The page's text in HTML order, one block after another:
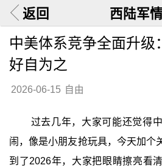
返回 西陆军
中美体系竞争全面升级
好自为之
2026-06-15 自由
过去几年，大家可能还觉得
闹，像是小朋友抢玩具，今天加个
到了2026年，大家把眼睛擦亮